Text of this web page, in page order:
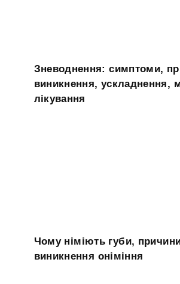
Зневоднення: симптоми,
виникнення, ускладнення,
лікування
Чому німіють губи,
виникнення оніміння